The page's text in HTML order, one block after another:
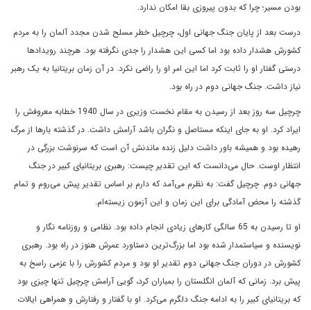
بودن مسير؛ چرا که بدون پيروزى بقا امکان ندارد.
درست بعد از پايان جنگ جهانى اول، چرچيل خطر مسلح شدن مجدد آلمان را به مردم
کشورش هشدار داده بود اما کسى اين هشدار را جدى نگرفته بود. هرچند رويدادها
درستى گفتار او را ثابت کرد اما اين امر او را راضى نکرد. در آن زمان بريتانيا به يک رهبر
نياز داشت. جنگ جهانى دوم در راه بود.
چرچيل سه روز بعد از رسيدن به مقام نخست وزيرى در سال 1940 خطابه معروفش را
ايراد کرد. او به جاى اينکه مستاصل و نگران باشد آرامش داشت. در گذشته بارها از مرگ
رهيده بود و هميشه باور داشت دليل زنده ماندنش آن است که سرنوشت بزرگى در
انتظار اوست. حال مى‌دانست که اين تقدير چيست: رهبرى بريتانياى کبير در جنگ
جهانى دوم. چرچيل گفت: به نظرم مى‌آمد که دارم بر اساس تقدير پيش مى‌روم و تمام
گذشته را محض آمادگى براى اين زمان و اين آزمون زيسته‌ام.
او تا رسيدن به 65 سالگى کارهاى زيادى انجام داده بود. نظامى و روزنامه نگار و
نويسنده و سياستمدار شده بود اما بزرگ‌ترين دستاورد عمرش هنوز در راه بود. رهبرى
کشورش در دوران جنگ جهانى دوم تقدير او بود و مردم کشورش را با عزمى راسخ به
پيش برد. زمانى که آلمان انگلستان را بمباران کرد، گويى آرامش چرچيل تنها چيزى بود
که بريتانياى کبير را به ادامه جنگ دلگرم مى‌کرد. او با گفتار و رفتارش و همراهى ايالات